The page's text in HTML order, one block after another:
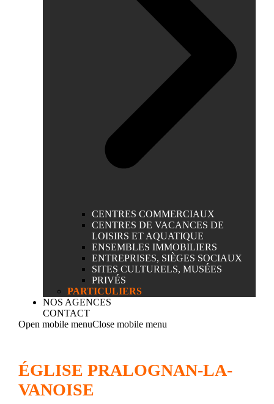
CENTRES COMMERCIAUX
CENTRES DE VACANCES DE
LOISIRS ET AQUATIQUE
ENSEMBLES IMMOBILIERS
ENTREPRISES, SIÈGES SOCIAUX
SITES CULTURELS, MUSÉES
PRIVÉS
PARTICULIERS
NOS AGENCES
CONTACT
Open mobile menuClose mobile menu
ÉGLISE PRALOGNAN-LA-
VANOISE